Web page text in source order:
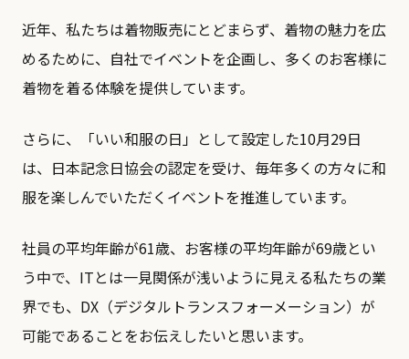
近年、私たちは着物販売にとどまらず、着物の魅力を広
めるために、自社でイベントを企画し、多くのお客様に
着物を着る体験を提供しています。
さらに、「いい和服の日」として設定した10月29日
は、日本記念日協会の認定を受け、毎年多くの方々に和
服を楽しんでいただくイベントを推進しています。
社員の平均年齢が61歳、お客様の平均年齢が69歳とい
う中で、ITとは一見関係が浅いように見える私たちの業
界でも、DX（デジタルトランスフォーメーション）が
可能であることをお伝えしたいと思います。